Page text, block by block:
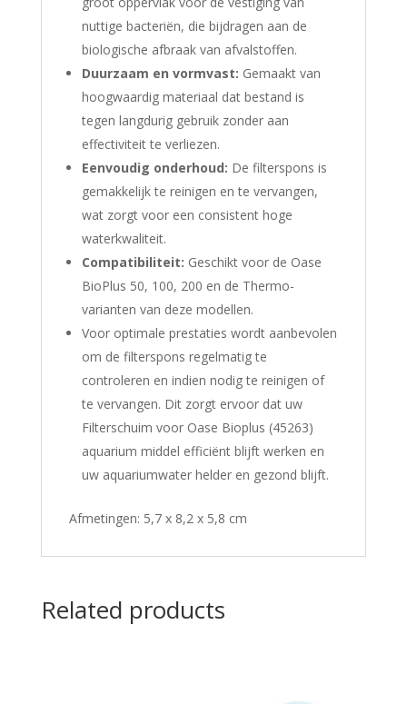
nuttige bacteriën, die bijdragen aan de
biologische afbraak van afvalstoffen.
Duurzaam en vormvast: Gemaakt van
hoogwaardig materiaal dat bestand is
tegen langdurig gebruik zonder aan
effectiviteit te verliezen.
Eenvoudig onderhoud: De filterspons is
gemakkelijk te reinigen en te vervangen,
wat zorgt voor een consistent hoge
waterkwaliteit.
Compatibiliteit: Geschikt voor de Oase
BioPlus 50, 100, 200 en de Thermo-
varianten van deze modellen.
Voor optimale prestaties wordt aanbevolen
om de filterspons regelmatig te
controleren en indien nodig te reinigen of
te vervangen. Dit zorgt ervoor dat uw
Filterschuim voor Oase Bioplus (45263)
aquarium middel efficiënt blijft werken en
uw aquariumwater helder en gezond blijft.
Afmetingen: 5,7 x 8,2 x 5,8 cm
Related products